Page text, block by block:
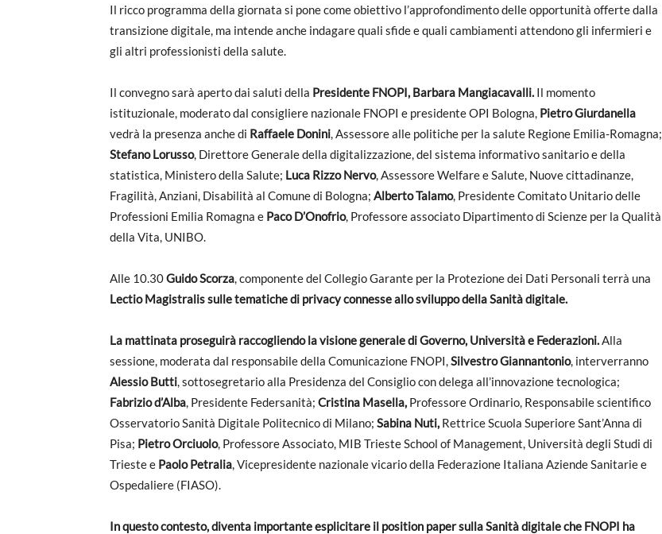
Il ricco programma della giornata si pone come obiettivo l’approfondimento delle opportunità offerte dalla
transizione digitale, ma intende anche indagare quali sfide e quali cambiamenti attendono gli infermieri e
gli altri professionisti della salute.
Il convegno sarà aperto dai saluti della Presidente FNOPI, Barbara Mangiacavalli. Il momento
istituzionale, moderato dal consigliere nazionale FNOPI e presidente OPI Bologna, Pietro Giurdanella
vedrà la presenza anche di Raffaele Donini , Assessore alle politiche per la salute Regione Emilia-Romagna;
Stefano Lorusso, Direttore Generale della digitalizzazione, del sistema informativo sanitario e della
statistica, Ministero della Salute; Luca Rizzo Nervo, Assessore Welfare e Salute, Nuove cittadinanze,
Fragilità, Anziani, Disabilità al Comune di Bologna; Alberto Talamo, Presidente Comitato Unitario delle
Professioni Emilia Romagna e Paco D’Onofrio, Professore associato Dipartimento di Scienze per la Qualità
della Vita, UNIBO.
Alle 10.30Guido Scorza , componente del Collegio Garante per la Protezione dei Dati Personali terrà una
Lectio Magistralis sulle tematiche di privacy connesse allo sviluppo della Sanità digitale.
La mattinata proseguirà raccogliendo la visione generale di Governo, Università e Federazioni. Alla
sessione, moderata dal responsabile della Comunicazione FNOPI, Silvestro Giannantonio, interverranno
Alessio Butti , sottosegretario alla Presidenza del Consiglio con delega all’innovazione tecnologica;
Fabrizio d’Alba , Presidente Federsanità; Cristina Masella, Professore Ordinario, Responsabile scientifico
Osservatorio Sanità Digitale Politecnico di Milano; Sabina Nuti, Rettrice Scuola Superiore Sant’Anna di
Pisa; Pietro Orciuolo, Professore Associato, MIB Trieste School of Management, Università degli Studi di
Trieste e Paolo Petralia , Vicepresidente nazionale vicario della Federazione Italiana Aziende Sanitarie e
Ospedaliere (FIASO).
In questo contesto, diventa importante esplicitare il position paper sulla Sanità digitale che FNOPI ha